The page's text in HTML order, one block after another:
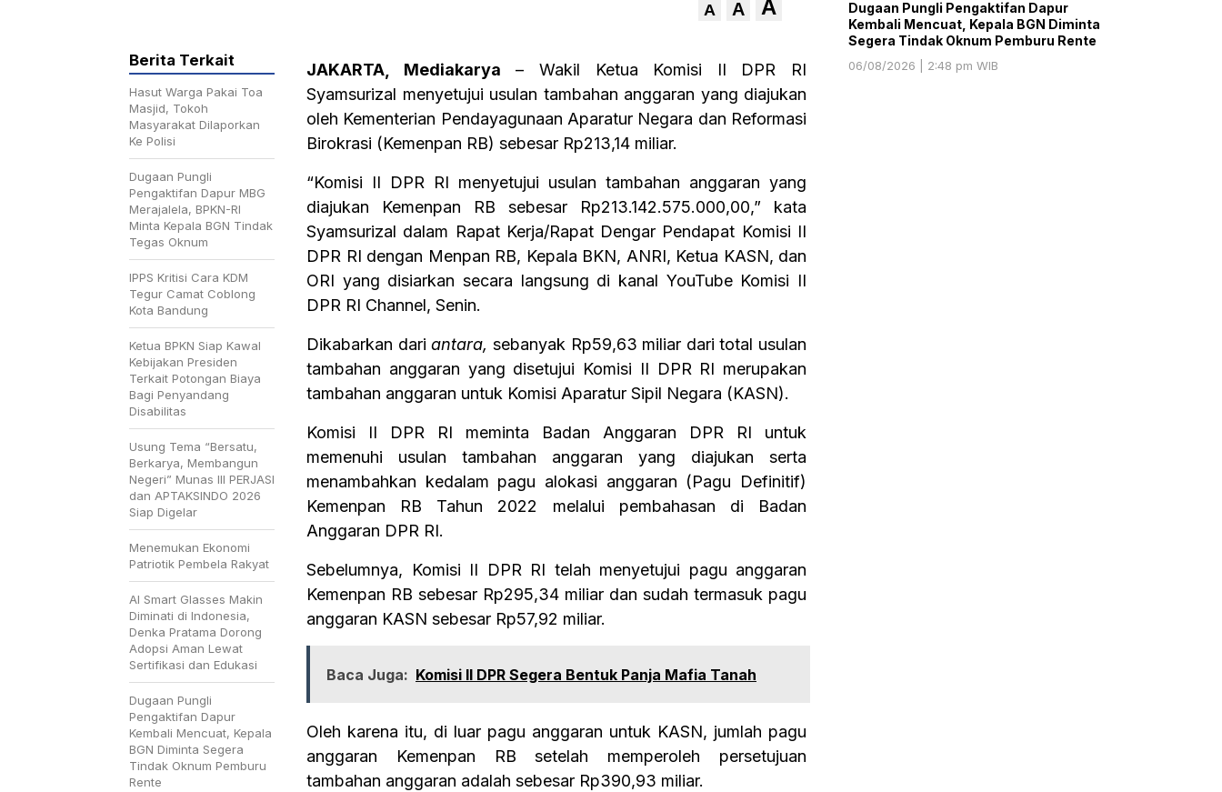
A A A
JAKARTA, Mediakarya – Wakil Ketua Komisi II DPR RI
Syamsurizal menyetujui usulan tambahan anggaran yang diajukan
oleh Kementerian Pendayagunaan Aparatur Negara dan Reformasi
Birokrasi (Kemenpan RB) sebesar Rp213,14 miliar.
“Komisi II DPR RI menyetujui usulan tambahan anggaran yang
diajukan Kemenpan RB sebesar Rp213.142.575.000,00,” kata
Syamsurizal dalam Rapat Kerja/Rapat Dengar Pendapat Komisi II
DPR RI dengan Menpan RB, Kepala BKN, ANRI, Ketua KASN, dan
ORI yang disiarkan secara langsung di kanal YouTube Komisi II
DPR RI Channel, Senin.
Dikabarkan dariantara, sebanyak Rp59,63 miliar dari total usulan
tambahan anggaran yang disetujui Komisi II DPR RI merupakan
tambahan anggaran untuk Komisi Aparatur Sipil Negara (KASN).
Komisi II DPR RI meminta Badan Anggaran DPR RI untuk
memenuhi usulan tambahan anggaran yang diajukan serta
menambahkan kedalam pagu alokasi anggaran (Pagu Definitif)
Kemenpan RB Tahun 2022 melalui pembahasan di Badan
Anggaran DPR RI.
Sebelumnya, Komisi II DPR RI telah menyetujui pagu anggaran
Kemenpan RB sebesar Rp295,34 miliar dan sudah termasuk pagu
anggaran KASN sebesar Rp57,92 miliar.
Baca Juga: Komisi II DPR Segera Bentuk Panja Mafia Tanah
Oleh karena itu, di luar pagu anggaran untuk KASN, jumlah pagu
anggaran Kemenpan RB setelah memperoleh persetujuan
tambahan anggaran adalah sebesar Rp390,93 miliar.
Berita Terkait
Hasut Warga Pakai Toa
Masjid, Tokoh
Masyarakat Dilaporkan
Ke Polisi
Dugaan Pungli
Pengaktifan Dapur MBG
Merajalela, BPKN-RI
Minta Kepala BGN Tindak
Tegas Oknum
IPPS Kritisi Cara KDM
Tegur Camat Coblong
Kota Bandung
Ketua BPKN Siap Kawal
Kebijakan Presiden
Terkait Potongan Biaya
Bagi Penyandang
Disabilitas
Usung Tema “Bersatu,
Berkarya, Membangun
Negeri” Munas III PERJASI
dan APTAKSINDO 2026
Siap Digelar
Menemukan Ekonomi
Patriotik Pembela Rakyat
AI Smart Glasses Makin
Diminati di Indonesia,
Denka Pratama Dorong
Adopsi Aman Lewat
Sertifikasi dan Edukasi
Dugaan Pungli
Pengaktifan Dapur
Kembali Mencuat, Kepala
BGN Diminta Segera
Tindak Oknum Pemburu
Rente
Dugaan Pungli Pengaktifan Dapur
Kembali Mencuat, Kepala BGN Diminta
Segera Tindak Oknum Pemburu Rente
06/08/2026 | 2:48 pm WIB